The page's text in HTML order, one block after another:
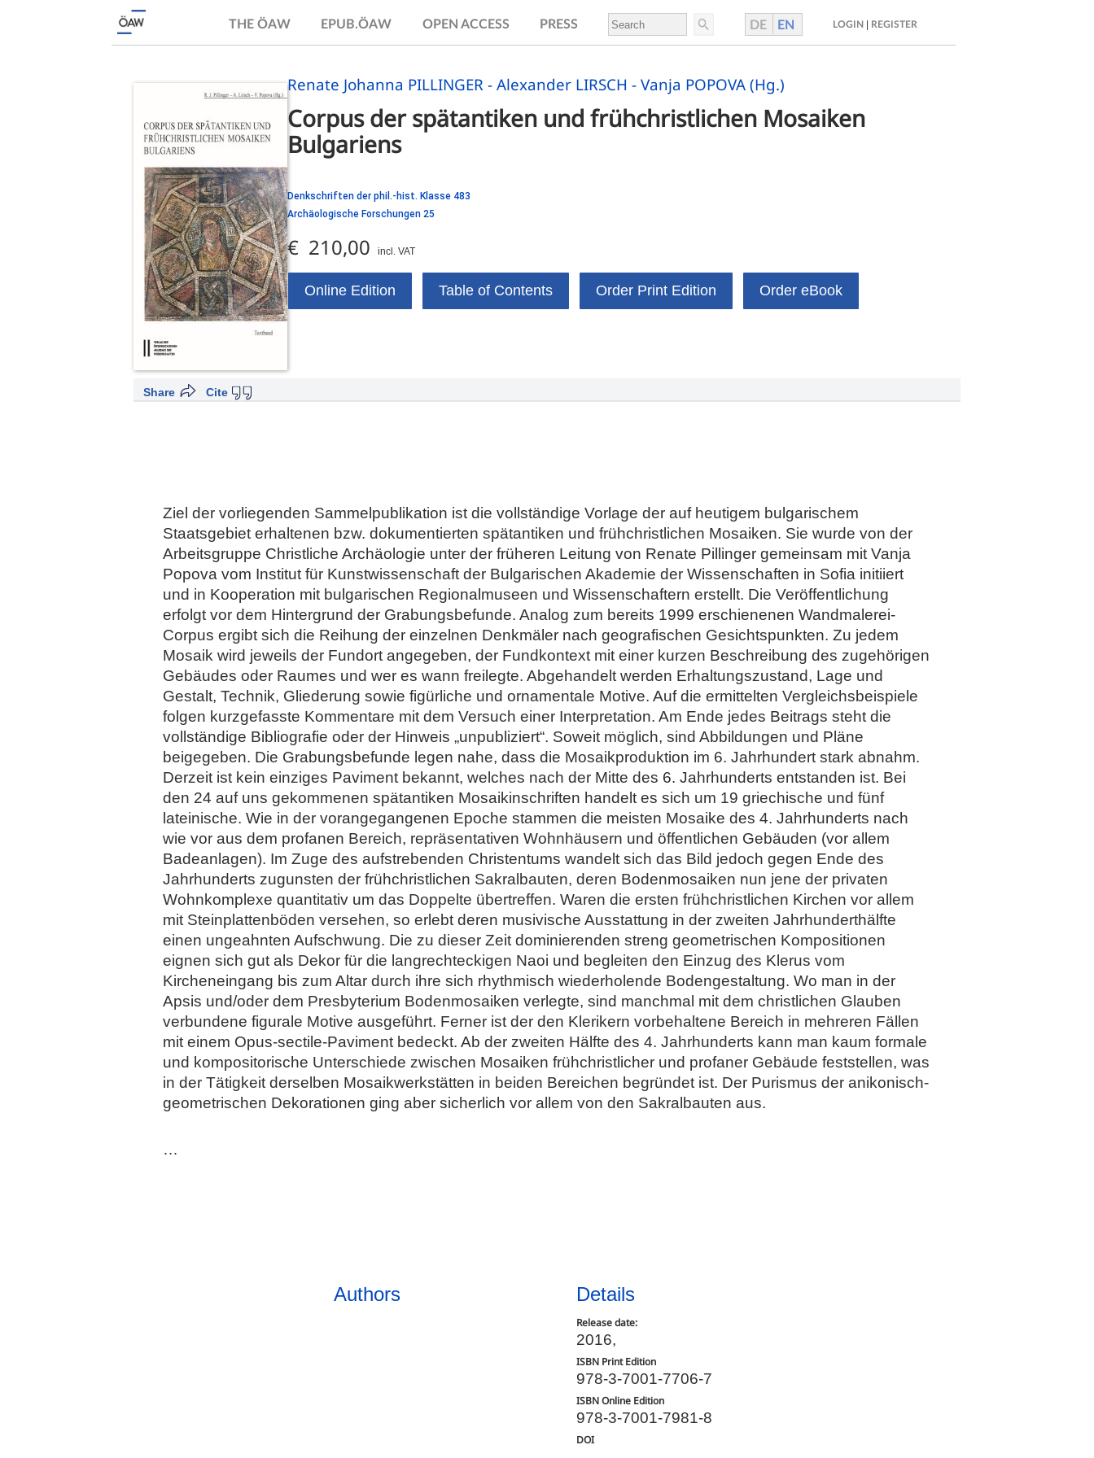
THE ÖAW EPUB.ÖAW OPEN ACCESS PRESS DE EN LOGIN REGISTER
Renate Johanna PILLINGER - Alexander LIRSCH - Vanja POPOVA (Hg.)
Corpus der spätantiken und frühchristlichen Mosaiken
Bulgariens
Denkschriften der phil.-hist. Klasse 483
Archäologische Forschungen 25
€ 210,00 incl. VAT
Online Edition Table of Contents Order Print Edition Order eBook
Cite
Share
Ziel der vorliegenden Sammelpublikation ist die vollständige Vorlage der auf heutigem bulgarischem
Staatsgebiet erhaltenen bzw. dokumentierten spätantiken und frühchristlichen Mosaiken. Sie wurde von der
Arbeitsgruppe Christliche Archäologie unter der früheren Leitung von Renate Pillinger gemeinsam mit Vanja
Popova vom Institut für Kunstwissenschaft der Bulgarischen Akademie der Wissenschaften in Sofia initiiert
und in Kooperation mit bulgarischen Regionalmuseen und Wissenschaftern erstellt. Die Veröffentlichung
erfolgt vor dem Hintergrund der Grabungsbefunde. Analog zum bereits 1999 erschienenen Wandmalerei-
Corpus ergibt sich die Reihung der einzelnen Denkmäler nach geografischen Gesichtspunkten. Zu jedem
Mosaik wird jeweils der Fundort angegeben, der Fundkontext mit einer kurzen Beschreibung des zugehörigen
Gebäudes oder Raumes und wer es wann freilegte. Abgehandelt werden Erhaltungszustand, Lage und
Gestalt, Technik, Gliederung sowie figürliche und ornamentale Motive. Auf die ermittelten Vergleichsbeispiele
folgen kurzgefasste Kommentare mit dem Versuch einer Interpretation. Am Ende jedes Beitrags steht die
vollständige Bibliografie oder der Hinweis „unpubliziert“. Soweit möglich, sind Abbildungen und Pläne
beigegeben. Die Grabungsbefunde legen nahe, dass die Mosaikproduktion im 6. Jahrhundert stark abnahm.
Derzeit ist kein einziges Paviment bekannt, welches nach der Mitte des 6. Jahrhunderts entstanden ist. Bei
den 24 auf uns gekommenen spätantiken Mosaikinschriften handelt es sich um 19 griechische und fünf
lateinische. Wie in der vorangegangenen Epoche stammen die meisten Mosaike des 4. Jahrhunderts nach
wie vor aus dem profanen Bereich, repräsentativen Wohnhäusern und öffentlichen Gebäuden (vor allem
Badeanlagen). Im Zuge des aufstrebenden Christentums wandelt sich das Bild jedoch gegen Ende des
Jahrhunderts zugunsten der frühchristlichen Sakralbauten, deren Bodenmosaiken nun jene der privaten
Wohnkomplexe quantitativ um das Doppelte übertreffen. Waren die ersten frühchristlichen Kirchen vor allem
mit Steinplattenböden versehen, so erlebt deren musivische Ausstattung in der zweiten Jahrhunderthälfte
einen ungeahnten Aufschwung. Die zu dieser Zeit dominierenden streng geometrischen Kompositionen
eignen sich gut als Dekor für die langrechteckigen Naoi und begleiten den Einzug des Klerus vom
Kircheneingang bis zum Altar durch ihre sich rhythmisch wiederholende Bodengestaltung. Wo man in der
Apsis und/oder dem Presbyterium Bodenmosaiken verlegte, sind manchmal mit dem christlichen Glauben
verbundene figurale Motive ausgeführt. Ferner ist der den Klerikern vorbehaltene Bereich in mehreren Fällen
mit einem Opus-sectile-Paviment bedeckt. Ab der zweiten Hälfte des 4. Jahrhunderts kann man kaum formale
und kompositorische Unterschiede zwischen Mosaiken frühchristlicher und profaner Gebäude feststellen, was
in der Tätigkeit derselben Mosaikwerkstätten in beiden Bereichen begründet ist. Der Purismus der anikonisch-
geometrischen Dekorationen ging aber sicherlich vor allem von den Sakralbauten aus.
…
Authors Details
Release date:
2016,
ISBN Print Edition
978-3-7001-7706-7
ISBN Online Edition
978-3-7001-7981-8
DOI